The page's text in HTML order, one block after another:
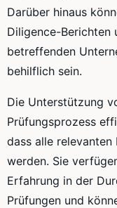
Darüber hinaus
Diligence-Berichten
betreffenden
behilflich sein.
Die Unterstützung
Prüfungsprozess
dass alle
werden. Sie
Erfahrung in der
Prüfungen und